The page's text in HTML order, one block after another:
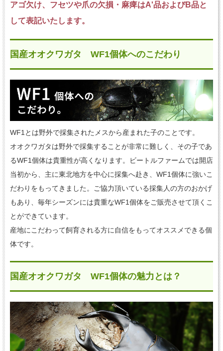
アゴ欠け、フセツや爪の欠損・麻痺はA'品およびB品と
して表記いたします。
国産オオクワガタ WF1個体へのこだわり
WF1とは野外で採集されたメスから産まれた子のことです。
オオクワガタは野外で採集することが非常に難しく、その子であ
るWF1個体は貴重性が高くなります。ビートルファームでは開店
当初から、主に東北地方を中心に採集へ赴き、WF1個体に強いこ
だわりをもってきました。ご協力頂いている採集人の方のおかげ
もあり、毎年シーズンには貴重なWF1個体をご販売させて頂くこ
とができています。
産地にこだわって飼育される方に自信をもってオススメできる個
体です。
国産オオクワガタ WF1個体の魅力とは？